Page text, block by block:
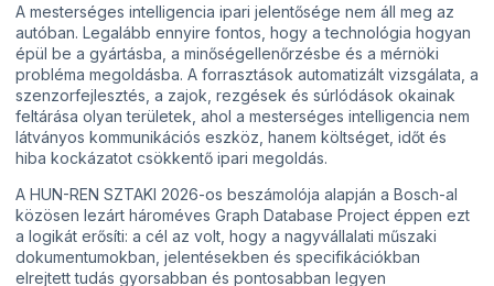
A mesterséges intelligencia ipari jelentősége nem áll meg az
autóban. Legalább ennyire fontos, hogy a technológia hogyan
épül be a gyártásba, a minőségellenőrzésbe és a mérnöki
probléma megoldásba. A forrasztások automatizált vizsgálata, a
szenzorfejlesztés, a zajok, rezgések és súrlódások okainak
feltárása olyan területek, ahol a mesterséges intelligencia nem
látványos kommunikációs eszköz, hanem költséget, időt és
hiba kockázatot csökkentő ipari megoldás.
A HUN-REN SZTAKI 2026-os beszámolója alapján a Bosch-al
közösen lezárt hároméves Graph Database Project éppen ezt
a logikát erősíti: a cél az volt, hogy a nagyvállalati műszaki
dokumentumokban, jelentésekben és specifikációkban
elrejtett tudás gyorsabban és pontosabban legyen